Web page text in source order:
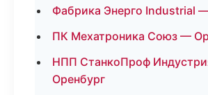
Фабрика Энерго Industrial
ПК Мехатроника Союз —
НПП СтанкоПроф
Оренбург